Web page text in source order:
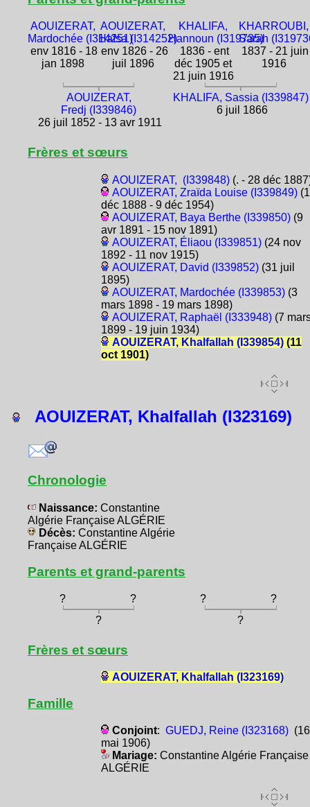
AOUIZERAT,
Mardochée (I314251)
env 1816 - 18
jan 1898
AOUIZERAT,
Hafsa (I314252)
env 1826 - 26
juil 1896
KHALIFA,
Hannoun (I319735)
1836 - ent
déc 1905 et
21 juin 1916
KHARROUBI,
Sarah
1837 - 21 juin
1916
AOUIZERAT,
Fredj (I339846)
26 juil 1852 - 13 avr 1911
KHALIFA, Sassia (I339847)
6 juil 1866
Frères et sœurs
AOUIZERAT, (I339848)(. - 28 déc
AOUIZERAT, Zraïda Louise (I339849)
déc 1888 - 9 déc 1954)
AOUIZERAT, Baya Berthe (I339850)(9
avr 1891 - 15 nov 1891)
AOUIZERAT, Éliaou (I339851)(24 nov
1892 - 11 nov 1915)
AOUIZERAT, David (I339852)(31 juil
1895)
AOUIZERAT, Mardochée (I339853)(3
mars 1898 - 19 mars 1898)
AOUIZERAT, Raphaël (I333948)(7
1899 - 19 juin 1934)
AOUIZERAT, Khalfallah (I339854)(11
oct 1901)
AOUIZERAT, Khalfallah (I323169)
Chronologie
Naissance: Constantine
Algérie Française ALGÉRIE
Décès: Constantine Algérie
Française ALGÉRIE
Parents et grand-parents
? ? ?
?
?
?
Frères et sœurs
AOUIZERAT, Khalfallah (I323169)
Famille
Conjoint: GUEDJ, Reine (I323168)(16
mai 1906)
Mariage: Constantine Algérie Française
ALGÉRIE